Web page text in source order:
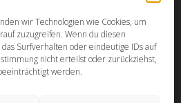
wir Technologien wie Cookies, um
zuzugreifen. Wenn du diesen
Surfverhalten oder eindeutige IDs auf
nicht erteilst oder zurückziehst,
werden.